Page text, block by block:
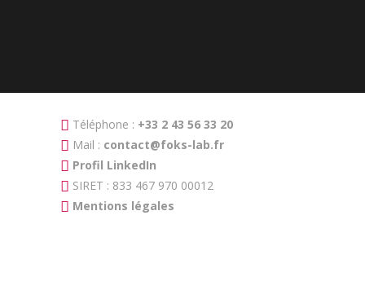
Téléphone : +33 2 43 56 33 20
Mail : contact@foks-lab.fr
Profil LinkedIn
SIRET : 833 467 970 00012
Mentions légales